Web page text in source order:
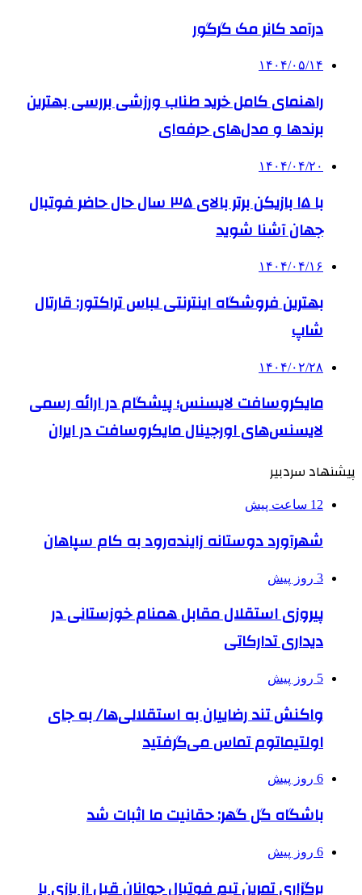
درآمد کانر مک گرگور
۱۴۰۴/۰۵/۱۴
راهنمای کامل خرید طناب ورزشی بررسی بهترین
برندها و مدل‌های حرفه‌ای
۱۴۰۴/۰۴/۲۰
با ۱۵ بازیکن برتر بالای ۳۵ سال حال حاضر فوتبال
جهان آشنا شوید
۱۴۰۴/۰۴/۱۶
بهترین فروشگاه اینترنتی لباس تراکتور: قارتال
شاپ
۱۴۰۴/۰۲/۲۸
مایکروسافت لایسنس؛ پیشگام در ارائه رسمی
لایسنس‌های اورجینال مایکروسافت در ایران
پیشنهاد سردبیر
12 ساعت پیش
شهرآورد دوستانه زاینده‌رود به کام سپاهان
3 روز پیش
پیروزی استقلال مقابل همنام خوزستانی در
دیداری تدارکاتی
5 روز پیش
واکنش تند رضاییان به استقلالی‌ها/ به جای
اولتیماتوم تماس می‌گرفتید
6 روز پیش
باشگاه گل گهر: حقانیت ما اثبات شد
6 روز پیش
برگزاری تمرین تیم فوتبال جوانان قبل از بازی با